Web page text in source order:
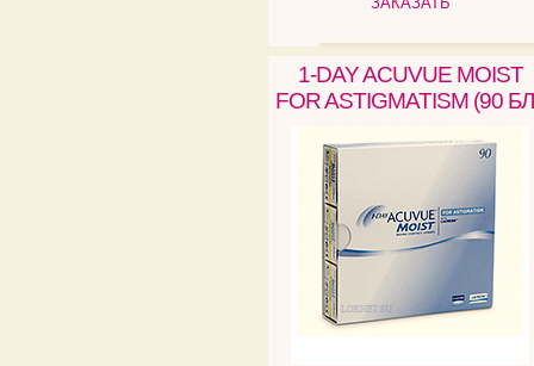
1-DAY ACUVUE MOIST
FOR ASTIGMATISM (90